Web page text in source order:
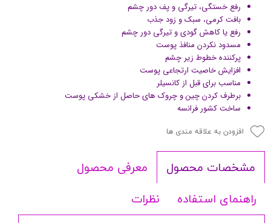
رفع خستگی، تیرگی و پف دور چشم
بافت کرمی، سبک و زود جذب
رفع یا کاهش گودی و تیرگی دور چشم
مسدود نکردن منافذ پوست
پرکننده خطوط زیر چشم
افزایش خاصیت ارتجاعی پوست
مناسب برای قبل از کانسیلر
برطرف کردن چین و چروک های حاصل از خشکی پوست
ساخت کشور فرانسه
افزودن به علاقه مندی ها
مشخصات محصول
معرفی محصول
راهنمای استفاده
نظرات